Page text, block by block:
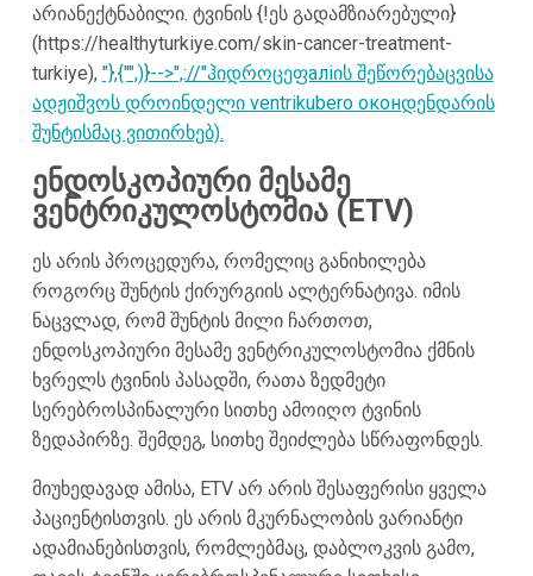
არიანექტნაბილი. ტვინის {!ეს გადამზიარებული}
(https://healthyturkiye.com/skin-cancer-treatment-
turkiye), "},{"",)}-->",://"ჰიდროცეფаліის შეწორებაცვისა
ადჟიშვოს დროინდელი ventrikubero oконდენდარის
შუნტისმაც ვითირხებ).
ენდოსკოპიური მესამე
ვენტრიკულოსტომია (ETV)
ეს არის პროცედურა, რომელიც განიხილება
როგორც შუნტის ქირურგიის ალტერნატივა. იმის
ნაცვლად, რომ შუნტის მილი ჩართოთ,
ენდოსკოპიური მესამე ვენტრიკულოსტომია ქმნის
ხვრელს ტვინის პასადში, რათა ზედმეტი
სერებროსპინალური სითხე ამოიღო ტვინის
ზედაპირზე. შემდეგ, სითხე შეიძლება სწრაფონდეს.
მიუხედავად ამისა, ETV არ არის შესაფერისი ყველა
პაციენტისთვის. ეს არის მკურნალობის ვარიანტი
ადამიანებისთვის, რომლებმაც, დაბლოკვის გამო,